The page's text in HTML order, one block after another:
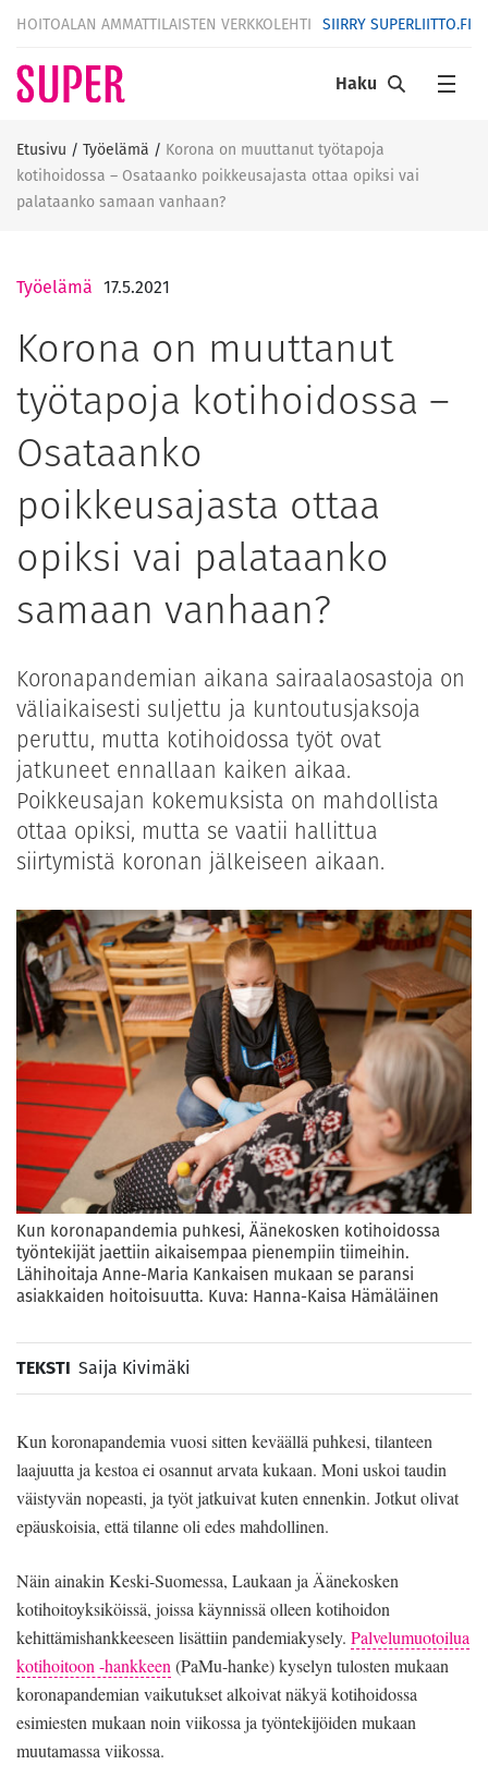
HOITOALAN AMMATTILAISTEN VERKKOLEHTI SIIRRY SUPERLIITTO.FI
Haku
Etusivu / Työelämä / Korona on muuttanut työtapoja
kotihoidossa – Osataanko poikkeusajasta ottaa opiksi vai
palataanko samaan vanhaan?
Työelämä 17.5.2021
Korona on muuttanut
työtapoja kotihoidossa –
Osataanko
poikkeusajasta ottaa
opiksi vai palataanko
samaan vanhaan?
Koronapandemian aikana sairaalaosastoja on
väliaikaisesti suljettu ja kuntoutusjaksoja
peruttu, mutta kotihoidossa työt ovat
jatkuneet ennallaan kaiken aikaa.
Poikkeusajan kokemuksista on mahdollista
ottaa opiksi, mutta se vaatii hallittua
siirtymistä koronan jälkeiseen aikaan.
Kun koronapandemia puhkesi, Äänekosken kotihoidossa
työntekijät jaettiin aikaisempaa pienempiin tiimeihin.
Lähihoitaja Anne-Maria Kankaisen mukaan se paransi
asiakkaiden hoitoisuutta. Kuva: Hanna-Kaisa Hämäläinen
TEKSTI Saija Kivimäki
Kun koronapandemia vuosi sitten keväällä puhkesi, tilanteen
laajuutta ja kestoa ei osannut arvata kukaan. Moni uskoi taudin
väistyvän nopeasti, ja työt jatkuivat kuten ennenkin. Jotkut olivat
epäuskoisia, että tilanne oli edes mahdollinen.
Näin ainakin Keski-Suomessa, Laukaan ja Äänekosken
kotihoitoyksiköissä, joissa käynnissä olleen kotihoidon
kehittämishankkeeseen lisättiin pandemiakysely. Palvelumuotoilua
kotihoitoon -hankkeen (PaMu-hanke) kyselyn tulosten mukaan
koronapandemian vaikutukset alkoivat näkyä kotihoidossa
esimiesten mukaan noin viikossa ja työntekijöiden mukaan
muutamassa viikossa.